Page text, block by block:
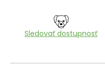
Sledovať dostupnosť